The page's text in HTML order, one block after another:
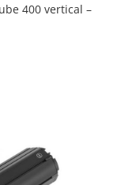
400 vertical –